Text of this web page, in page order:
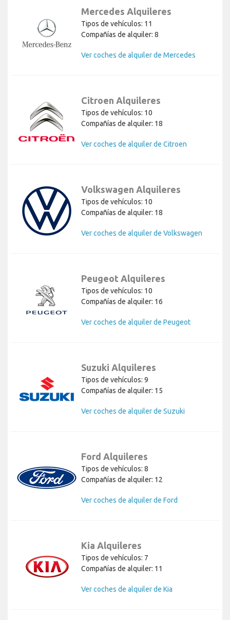
Mercedes Alquileres
Tipos de vehículos: 11
Compañías de alquiler: 8
Ver coches de alquiler de Mercedes
Citroen Alquileres
Tipos de vehículos: 10
Compañías de alquiler: 18
Ver coches de alquiler de Citroen
Volkswagen Alquileres
Tipos de vehículos: 10
Compañías de alquiler: 18
Ver coches de alquiler de Volkswagen
Peugeot Alquileres
Tipos de vehículos: 10
Compañías de alquiler: 16
Ver coches de alquiler de Peugeot
Suzuki Alquileres
Tipos de vehículos: 9
Compañías de alquiler: 15
Ver coches de alquiler de Suzuki
Ford Alquileres
Tipos de vehículos: 8
Compañías de alquiler: 12
Ver coches de alquiler de Ford
Kia Alquileres
Tipos de vehículos: 7
Compañías de alquiler: 11
Ver coches de alquiler de Kia